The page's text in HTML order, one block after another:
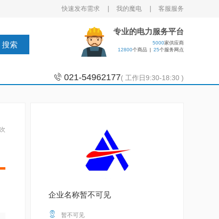
快速发布需求 | 我的魔电 | 客服服务
搜索
专业的电力服务平台
5000家供应商
12800个商品 | 25个服务网点
021-54962177( 工作日9:30-18:30 )
企业名称暂不可见
 暂不可见